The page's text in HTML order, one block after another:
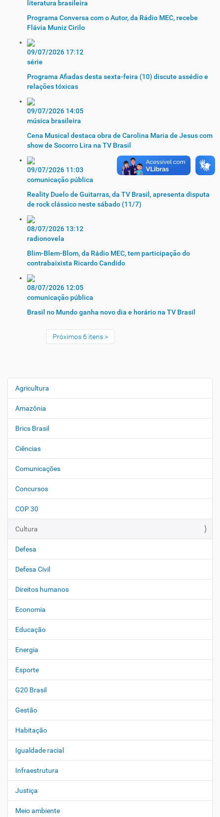
literatura brasileira
Programa Conversa com o Autor, da Rádio MEC, recebe
Flávia Muniz Cirilo
09/07/2026 17:12
série
Programa Afiadas desta sexta-feira (10) discute assédio e
relações tóxicas
09/07/2026 14:05
música brasileira
Cena Musical destaca obra de Carolina Maria de Jesus com
show de Socorro Lira na TV Brasil
09/07/2026 11:03
comunicação pública
Reality Duelo de Guitarras, da TV Brasil, apresenta disputa
de rock clássico neste sábado (11/7)
08/07/2026 13:12
radionovela
Blim-Blem-Blom, da Rádio MEC, tem participação do
contrabaixista Ricardo Candido
08/07/2026 12:05
comunicação pública
Brasil no Mundo ganha novo dia e horário na TV Brasil
Próximos 6 itens
N
e
g
a
ç
ã
o
Agricultura
Amazônia
Brics Brasil
Ciências
Comunicações
Concursos
COP 30
Cultura
Defesa
Defesa Civil
Direitos humanos
Economia
Educação
Energia
Esporte
G20 Brasil
Gestão
Habitação
Igualdade racial
Infraestrutura
Justiça
Meio ambiente